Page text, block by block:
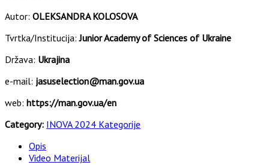
Autor: OLEKSANDRA KOLOSOVA
Tvrtka/Institucija:Junior Academy of Sciences of Ukraine
Država: Ukrajina
e-mail: jasuselection@man.gov.ua
web: https://man.gov.ua/en
Category: INOVA 2024 Kategorije
Opis
Video Materijal